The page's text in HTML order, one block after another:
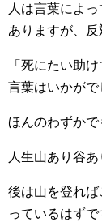
人は言葉によ
ありますが、反
「死にたい助
言葉はいかがで
ほんのわずかで
人生山あり谷
後は山を登れ
っているはずで